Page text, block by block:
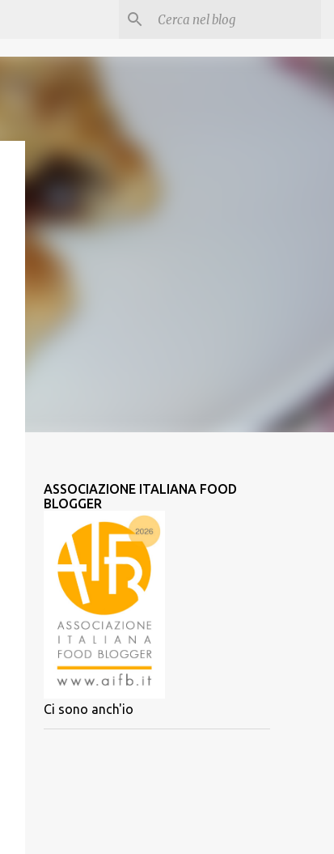
ASSOCIAZIONE ITALIANA FOOD
BLOGGER
Ci sono anch'io